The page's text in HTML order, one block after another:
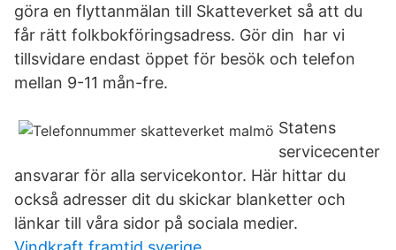
göra en flyttanmälan till Skatteverket så att du
får rätt folkbokföringsadress. Gör din har vi
tillsvidare endast öppet för besök och telefon
mellan 9-11 mån-fre.
Statens
servicecenter
ansvarar för alla servicekontor. Här hittar du
också adresser dit du skickar blanketter och
länkar till våra sidor på sociala medier.